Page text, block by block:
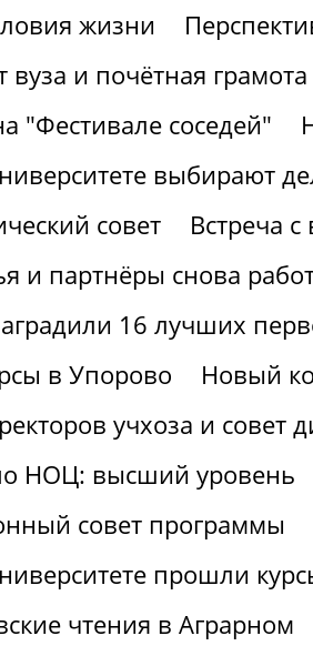
жизни
вуза и почётная
"Фестивале соседей"
выбирают
совет
Встреча
и партнёры снова
16 лучших
в Упорово
Новый
учхоза и совет
НОЦ: высший уровень
совет программы
прошли
чтения в Аграрном